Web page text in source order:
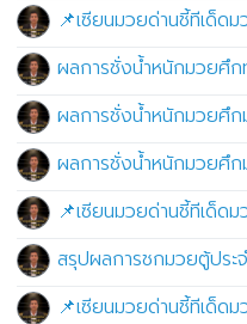
📌เซียนมวยด่านชี้ทีเด็
ผลการชั่งน้ำหนักมวยศึ
ผลการชั่งน้ำหนักมวยศึ
ผลการชั่งน้ำหนักมวยศึ
📌เซียนมวยด่านชี้ทีเด็
สรุปผลการชกมวยตู้ประ
📌เซียนมวยด่านชี้ทีเด็